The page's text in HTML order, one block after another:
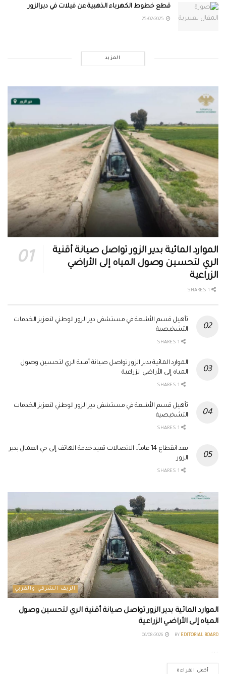
قطع خطوط الكهرباء الذهبية عن فيلات في ديرالزور
المزيد
الموارد المائية بدير الزور تواصل صيانة أقنية
الري لتحسين وصول المياه إلى الأراضي
الزراعية
تأهيل قسم الأشعة في مستشفى دير الزور الوطني لتعزيز الخدمات
التشخيصية
الموارد المائية بدير الزور تواصل صيانة أقنية الري لتحسين وصول
المياه إلى الأراضي الزراعية
تأهيل قسم الأشعة في مستشفى دير الزور الوطني لتعزيز الخدمات
التشخيصية
بعد انقطاع 14 عاماً.. الاتصالات تعيد خدمة الهاتف إلى حي العمال بدير
الزور
الريف الشرقي والغربي
الموارد المائية بدير الزور تواصل صيانة أقنية الري لتحسين وصول
المياه إلى الأراضي الزراعية
BY EDITORIAL BOARD
...
أكمل القراءة